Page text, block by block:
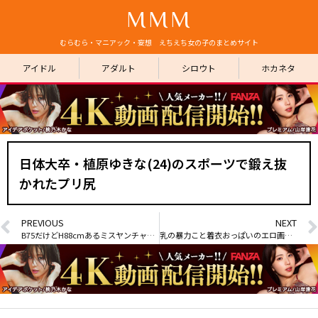
MMM
むらむら・マニアック・妄想 えちえち女の子のまとめサイト
アイドル アダルト シロウト ホカネタ
日体大卒・植原ゆきな(24)のスポーツで鍛え抜
かれたプリ尻
PREVIOUS
B75だけどH88cmあるミスヤンチャン2023・板野優花(30)
NEXT
乳の暴力こと着衣おっぱいのエロ画像 part74